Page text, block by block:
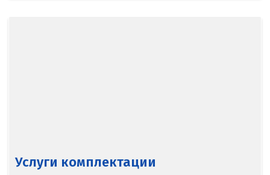
Услуги комплектации